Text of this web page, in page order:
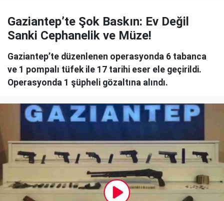
Gaziantep’te Şok Baskın: Ev Değil
Sanki Cephanelik ve Müze!
Gaziantep’te düzenlenen operasyonda 6 tabanca
ve 1 pompalı tüfek ile 17 tarihi eser ele geçirildi.
Operasyonda 1 şüpheli gözaltına alındı.